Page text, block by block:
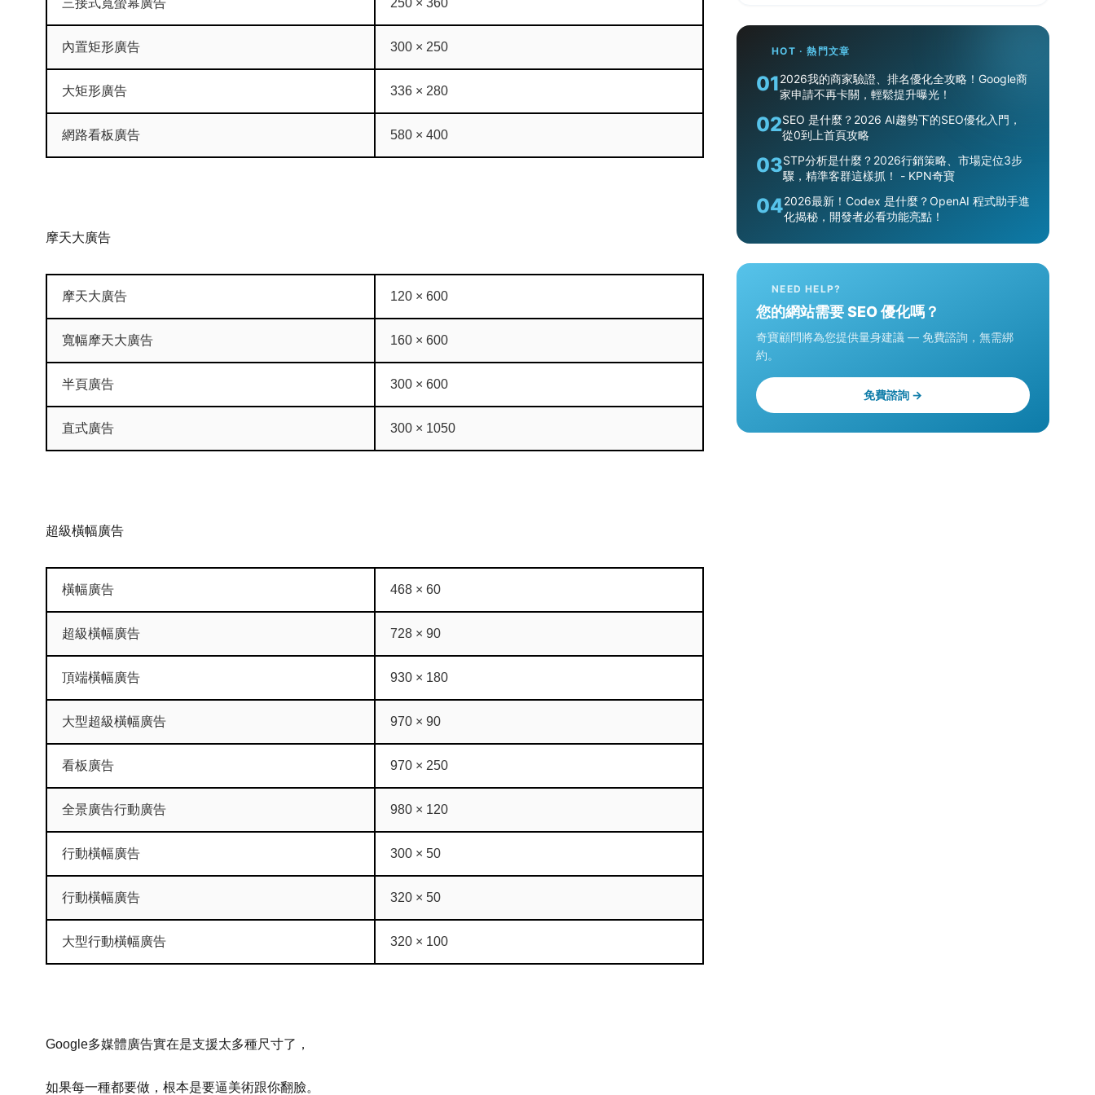
三接式寬螢幕廣告 250 × 360
內置矩形廣告 300 × 250
大矩形廣告 336 × 280
網路看板廣告 580 × 400
摩天大廣告
摩天大廣告 120 × 600
寬幅摩天大廣告 160 × 600
半頁廣告 300 × 600
直式廣告 300 × 1050
超級橫幅廣告
橫幅廣告 468 × 60
超級橫幅廣告 728 × 90
頂端橫幅廣告 930 × 180
大型超級橫幅廣告 970 × 90
看板廣告 970 × 250
全景廣告行動廣告 980 × 120
行動橫幅廣告 300 × 50
行動橫幅廣告 320 × 50
大型行動橫幅廣告 320 × 100
Google多媒體廣告實在是支援太多種尺寸了，
如果每一種都要做，根本是要逼美術跟你翻臉。
HOT · 熱門文章
012026我的商家驗證、排名優化全攻略！Google商
家申請不再卡關，輕鬆提升曝光！
02SEO 是什麼？2026 AI趨勢下的SEO優化入門，
從0到上首頁攻略
03STP分析是什麼？2026行銷策略、市場定位3步
驟，精準客群這樣抓！ - KPN奇寶
042026最新！Codex 是什麼？OpenAI 程式助手進
化揭秘，開發者必看功能亮點！
NEED HELP?
您的網站需要 SEO 優化嗎？
奇寶顧問將為您提供量身建議 — 免費諮詢，無需綁
約。
免費諮詢 →